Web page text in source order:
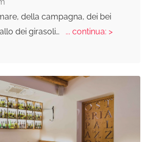
della campagna, dei bei
dei girasoli…
... continua: >